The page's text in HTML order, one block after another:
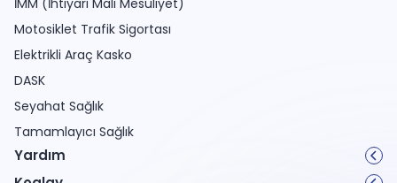
İMM (İhtiyari Mali Mesuliyet)
Motosiklet Trafik Sigortası
Elektrikli Araç Kasko
DASK
Seyahat Sağlık
Tamamlayıcı Sağlık
Yardım